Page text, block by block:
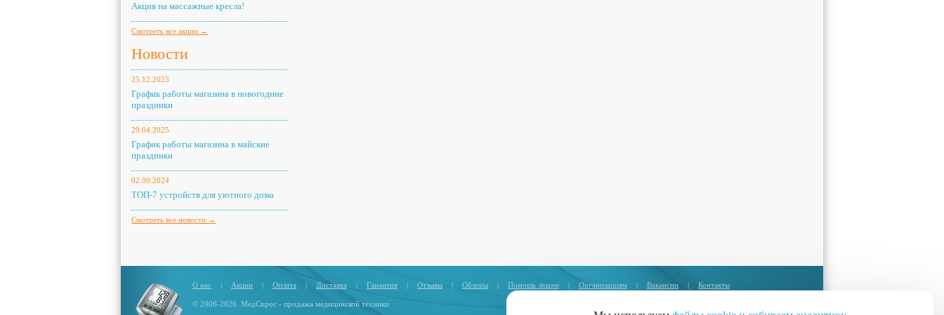
Акция на массажные кресла!
Смотреть все акции →
Новости
25.12.2025
График работы магазина в новогодние
праздники
29.04.2025
График работы магазина в майские
праздники
02.09.2024
ТОП-7 устройств для уютного дома
Смотреть все новости →
О нас | Акции | Оплата | Доставка | Гарантия | Отзывы | Обзоры | Помощь людям | Организациям | Вакансии | Контакты
© 2006-2026. МедСпрос - продажа медицинской техники